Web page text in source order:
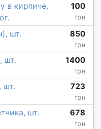
в кирпиче,
100
грн
шт. 850
грн
шт. 1400
грн
шт. 723
грн
шт. 678
грн